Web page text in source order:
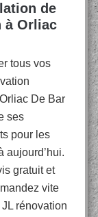
de
à Orliac
tous vos
De Bar
ses
pour les
aujourd’hui.
gratuit et
vite
rénovation